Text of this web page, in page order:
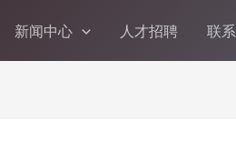
新闻中心 人才招聘 联